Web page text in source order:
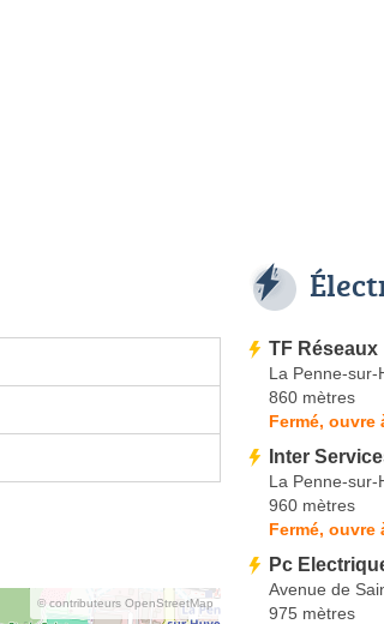
© contributeurs OpenStreetMap
TF Réseaux
La Penne-sur-
860 mètres
Fermé, ouvre
Inter
La Penne-sur-
960 mètres
Fermé, ouvre
Pc
Avenue de
975 mètres